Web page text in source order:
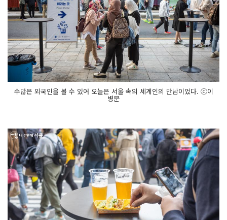
수많은 외국인을 볼 수 있어 오늘은 서울 속의 세계인의 만남이었다. ⓒ이
병문